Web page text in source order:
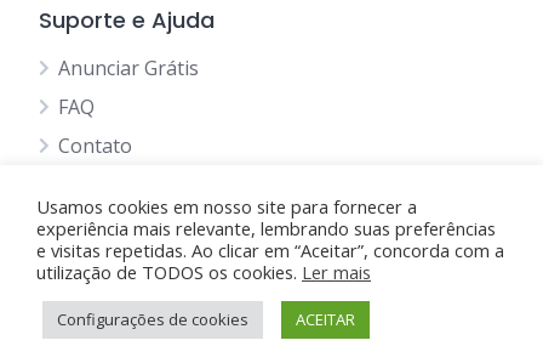
Suporte e Ajuda
Anunciar Grátis
FAQ
Contato
Anunciando Agora
Página Inicial
Minha Conta
Usamos cookies em nosso site para fornecer a
experiência mais relevante, lembrando suas preferências
e visitas repetidas. Ao clicar em “Aceitar”, concorda com a
utilização de TODOS os cookies. Ler mais
Configurações de cookies ACEITAR